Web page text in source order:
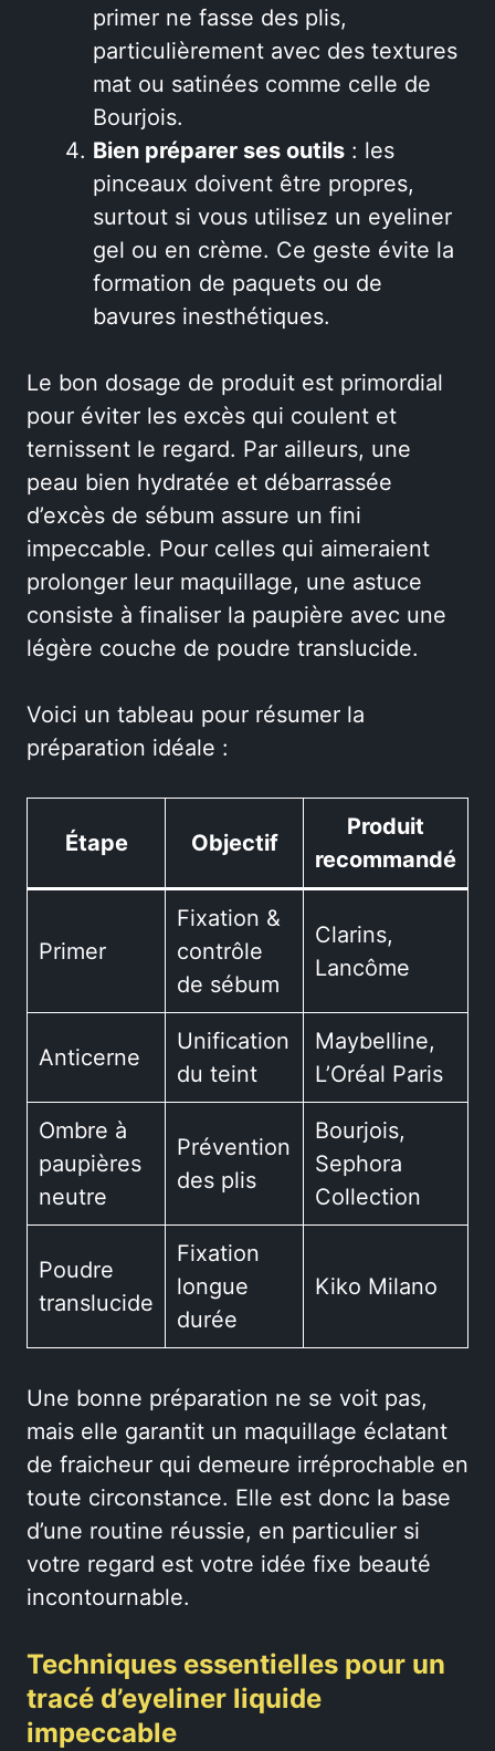
primer ne fasse des plis,
particulièrement avec des textures
mat ou satinées comme celle de
Bourjois.
Bien préparer ses outils : les
pinceaux doivent être propres,
surtout si vous utilisez un eyeliner
gel ou en crème. Ce geste évite la
formation de paquets ou de
bavures inesthétiques.
Le bon dosage de produit est primordial
pour éviter les excès qui coulent et
ternissent le regard. Par ailleurs, une
peau bien hydratée et débarrassée
d’excès de sébum assure un fini
impeccable. Pour celles qui aimeraient
prolonger leur maquillage, une astuce
consiste à finaliser la paupière avec une
légère couche de poudre translucide.
Voici un tableau pour résumer la
préparation idéale :
Étape Objectif
Produit
recommandé
Primer
Fixation &
contrôle
de sébum
Clarins,
Lancôme
Anticerne
Unification
du teint
Maybelline,
L’Oréal Paris
Ombre à
paupières
neutre
Prévention
des plis
Bourjois,
Sephora
Collection
Poudre
translucide
Fixation
longue
durée
Kiko Milano
Une bonne préparation ne se voit pas,
mais elle garantit un maquillage éclatant
de fraicheur qui demeure irréprochable en
toute circonstance. Elle est donc la base
d’une routine réussie, en particulier si
votre regard est votre idée fixe beauté
incontournable.
Techniques essentielles pour un
tracé d’eyeliner liquide
impeccable